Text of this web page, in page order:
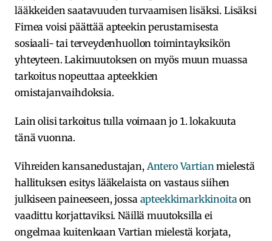
lääkkeiden saatavuuden turvaamisen lisäksi. Lisäksi
Fimea voisi päättää apteekin perustamisesta
sosiaali- tai terveydenhuollon toimintayksikön
yhteyteen. Lakimuutoksen on myös muun muassa
tarkoitus nopeuttaa apteekkien
omistajanvaihdoksia.
Lain olisi tarkoitus tulla voimaan jo 1. lokakuuta
tänä vuonna.
Vihreiden kansanedustajan, Antero Vartian mielestä
hallituksen esitys lääkelaista on vastaus siihen
julkiseen paineeseen, jossa apteekkimarkkinoita on
vaadittu korjattaviksi. Näillä muutoksilla ei
ongelmaa kuitenkaan Vartian mielestä korjata,